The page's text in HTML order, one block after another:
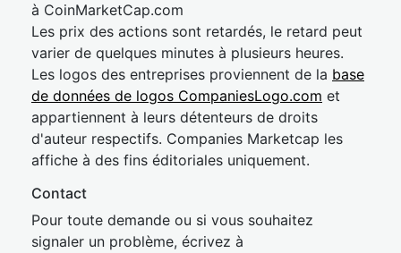
à CoinMarketCap.com
Les prix des actions sont retardés, le retard peut
varier de quelques minutes à plusieurs heures.
Les logos des entreprises proviennent de la base
de données de logos CompaniesLogo.com et
appartiennent à leurs détenteurs de droits
d'auteur respectifs. Companies Marketcap les
affiche à des fins éditoriales uniquement.
Contact
Pour toute demande ou si vous souhaitez
signaler un problème, écrivez à